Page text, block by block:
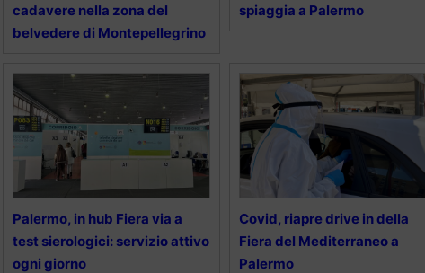
cadavere nella zona del
belvedere di Montepellegrino
spiaggia a Palermo
Palermo, in hub Fiera via a
test sierologici: servizio attivo
ogni giorno
Covid, riapre drive in della
Fiera del Mediterraneo a
Palermo